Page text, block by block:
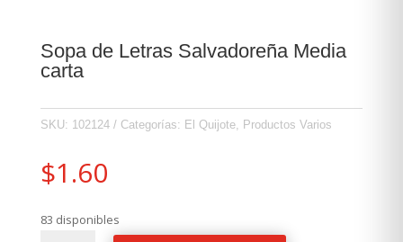
Sopa de Letras Salvadoreña Media
carta
SKU: 102124 Categorías: El Quijote, Productos Varios
$1.60
83 disponibles